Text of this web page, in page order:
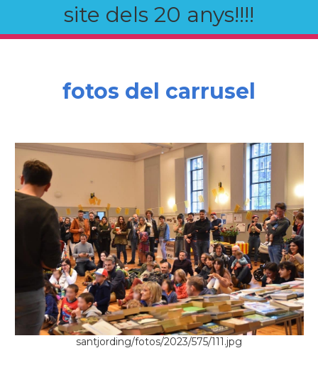
site dels 20 anys!!!!
fotos del carrusel
santjording/fotos/2023/575/111.jpg